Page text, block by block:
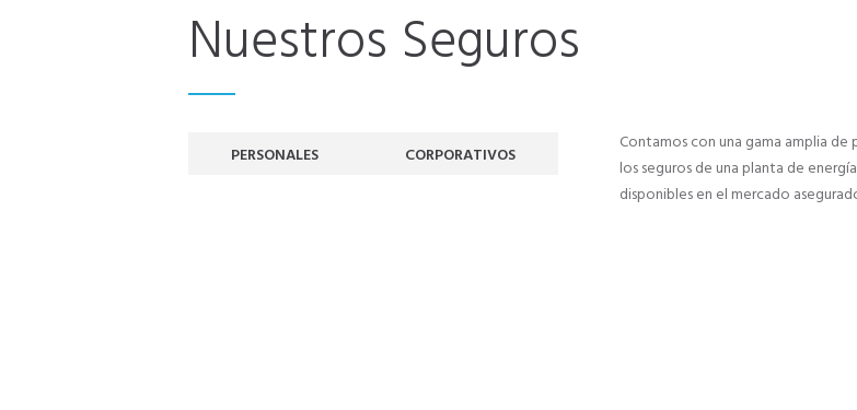
Nuestros Seguros
PERSONALES CORPORATIVOS
Contamos con una gama amplia
los seguros de una planta de
disponibles en el mercado